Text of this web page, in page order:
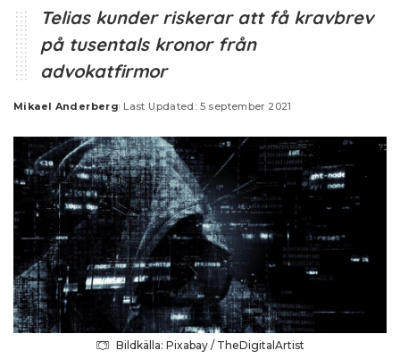
Telias kunder riskerar att få kravbrev
på tusentals kronor från
advokatfirmor
Posted
Mikael Anderberg Last Updated: 5 september 2021
Bildkälla: Pixabay / TheDigitalArtist